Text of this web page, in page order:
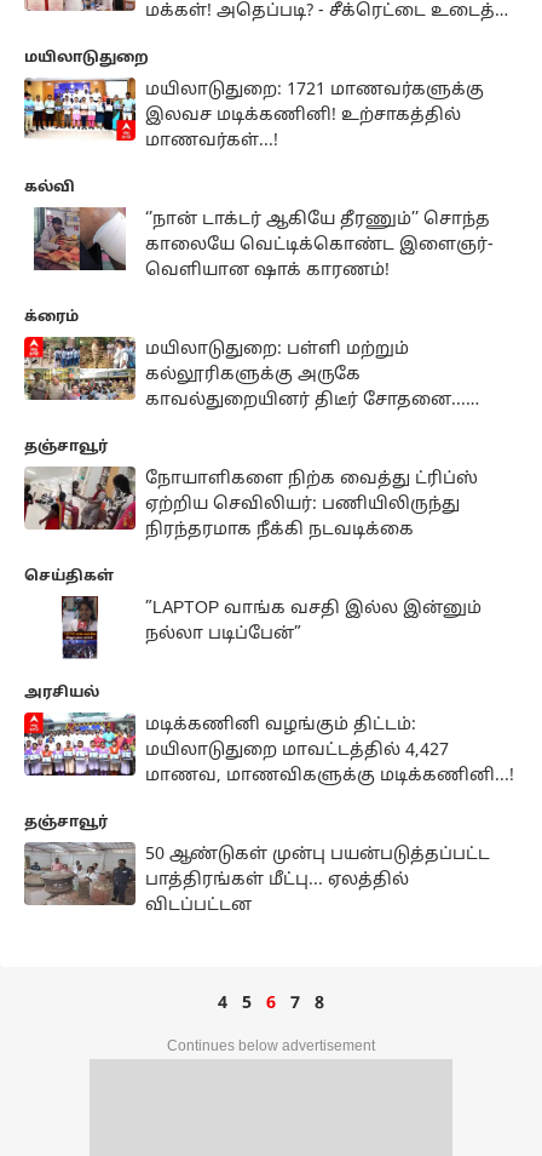
மக்கள்! அதெப்படி? - சீக்ரெட்டை உடைத்த
மயிலாடுதுறை
மயிலாடுதுறை: 1721 மாணவர்களுக்கு
இலவச மடிக்கணினி! உற்சாகத்தில்
மாணவர்கள்...!
கல்வி
‘’நான் டாக்டர் ஆகியே தீரணும்’’ சொந்த
காலையே வெட்டிக்கொண்ட இளைஞர்-
வெளியான ஷாக் காரணம்!
க்ரைம்
மயிலாடுதுறை: பள்ளி மற்றும்
கல்லூரிகளுக்கு அருகே
காவல்துறையினர் திடீர் சோதனை...
தஞ்சாவூர்
நோயாளிகளை நிற்க வைத்து ட்ரிப்ஸ்
ஏற்றிய செவிலியர்: பணியிலிருந்து
நிரந்தரமாக நீக்கி நடவடிக்கை
செய்திகள்
”LAPTOP வாங்க வசதி இல்ல இன்னும்
நல்லா படிப்பேன்”
அரசியல்
மடிக்கணினி வழங்கும் திட்டம்:
மயிலாடுதுறை மாவட்டத்தில் 4,427
மாணவ, மாணவிகளுக்கு மடிக்கணினி...!
தஞ்சாவூர்
50 ஆண்டுகள் முன்பு பயன்படுத்தப்பட்ட
பாத்திரங்கள் மீட்பு... ஏலத்தில்
விடப்பட்டன
4 5 6 7 8
Continues below advertisement